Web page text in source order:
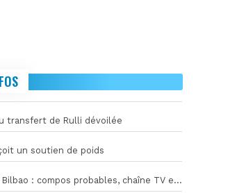
transfert de Rulli dévoilée
un soutien de poids
OM-Athletic Bilbao : compos probables, chaîne TV et heure du match